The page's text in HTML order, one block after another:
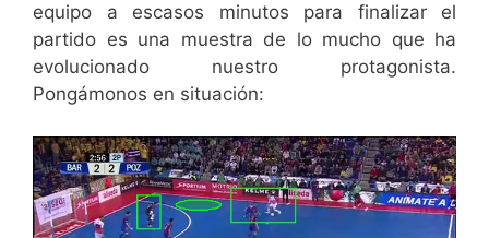
equipo a escasos minutos para finalizar el
partido es una muestra de lo mucho que ha
evolucionado nuestro protagonista.
Pongámonos en situación: